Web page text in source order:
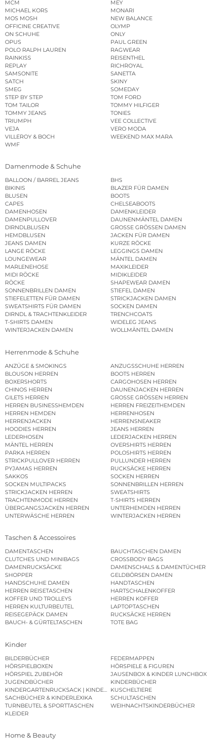
MCM
MEY
MICHAEL KORS
MONARI
MOS MOSH
NEW BALANCE
OFFICINE CREATIVE
OLYMP
ON SCHUHE
ONLY
OPUS
PAUL GREEN
POLO RALPH LAUREN
RAGWEAR
RAINKISS
REISENTHEL
REPLAY
RICHROYAL
SAMSONITE
SANETTA
SATCH
SKINY
SMEG
SOMEDAY
STEP BY STEP
TOM FORD
TOM TAILOR
TOMMY HILFIGER
TOMMY JEANS
TONIES
TRIUMPH
VEE COLLECTIVE
VEJA
VERO MODA
VILLEROY & BOCH
WEEKEND MAX MARA
WMF
Damenmode & Schuhe
BALLOON / BARREL JEANS
BHS
BIKINIS
BLAZER FÜR DAMEN
BLUSEN
BOOTS
CAPES
CHELSEABOOTS
DAMENHOSEN
DAMENKLEIDER
DAMENPULLOVER
DAUNENMÄNTEL DAMEN
DIRNDLBLUSEN
GROSSE GRÖSSEN DAMEN
HEMDBLUSEN
JACKEN FÜR DAMEN
JEANS DAMEN
KURZE RÖCKE
LANGE RÖCKE
LEGGINGS DAMEN
LOUNGEWEAR
MÄNTEL DAMEN
MARLENEHOSE
MAXIKLEIDER
MIDI RÖCKE
MIDIKLEIDER
RÖCKE
SHAPEWEAR DAMEN
SONNENBRILLEN DAMEN
STIEFEL DAMEN
STIEFELETTEN FÜR DAMEN
STRICKJACKEN DAMEN
SWEATSHIRTS FÜR DAMEN
SOCKEN DAMEN
DIRNDL & TRACHTENKLEIDER
TRENCHCOATS
T-SHIRTS DAMEN
WIDELEG JEANS
WINTERJACKEN DAMEN
WOLLMÄNTEL DAMEN
Herrenmode & Schuhe
ANZÜGE & SMOKINGS
ANZUGSSCHUHE HERREN
BLOUSON HERREN
BOOTS HERREN
BOXERSHORTS
CARGOHOSEN HERREN
CHINOS HERREN
DAUNENJACKEN HERREN
GILETS HERREN
GROSSE GRÖSSEN HERREN
HERREN BUSINESSHEMDEN
HERREN FREIZEITHEMDEN
HERREN HEMDEN
HERRENHOSEN
HERRENJACKEN
HERRENSNEAKER
HOODIES HERREN
JEANS HERREN
LEDERHOSEN
LEDERJACKEN HERREN
MÄNTEL HERREN
OVERSHIRTS HERREN
PARKA HERREN
POLOSHIRTS HERREN
STRICKPULLOVER HERREN
PULLUNDER HERREN
PYJAMAS HERREN
RUCKSÄCKE HERREN
SAKKOS
SOCKEN HERREN
SOCKEN MULTIPACKS
SONNENBRILLEN HERREN
STRICKJACKEN HERREN
SWEATSHIRTS
TRACHTENMODE HERREN
T-SHIRTS HERREN
ÜBERGANGSJACKEN HERREN
UNTERHEMDEN HERREN
UNTERWÄSCHE HERREN
WINTERJACKEN HERREN
Taschen & Accessoires
DAMENTASCHEN
BAUCHTASCHEN DAMEN
CLUTCHES UND MINIBAGS
CROSSBODY BAGS
DAMENRUCKSÄCKE
DAMENSCHALS & DAMENTÜCHER
SHOPPER
GELDBÖRSEN DAMEN
HANDSCHUHE DAMEN
HANDTASCHEN
HERREN REISETASCHEN
HARTSCHALENKOFFER
KOFFER UND TROLLEYS
HERREN KOFFER
HERREN KULTURBEUTEL
LAPTOPTASCHEN
REISEGEPÄCK DAMEN
RUCKSÄCKE HERREN
BAUCH- & GÜRTELTASCHEN
TOTE BAG
Kinder
BILDERBÜCHER
FEDERMAPPEN
HÖRSPIELBOXEN
HÖRSPIELE & FIGUREN
HÖRSPIEL ZUBEHÖR
JAUSENBOX & KINDER LUNCHBOX
JUGENDBÜCHER
KINDERBÜCHER
KINDERGARTENRUCKSACK | KINDERGARTENBEUTEL
KUSCHELTIERE
SACHBÜCHER & KINDERLEXIKA
SCHULTASCHEN
TURNBEUTEL & SPORTTASCHEN
WEIHNACHTSKINDERBÜCHER
KLEIDER
Home & Beauty